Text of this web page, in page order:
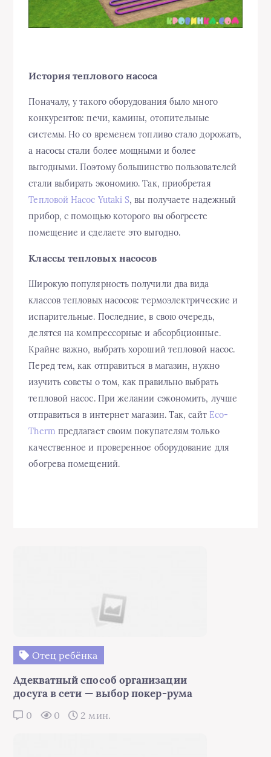
История теплового насоса
Поначалу, у такого оборудования было много
конкурентов: печи, камины, отопительные
системы. Но со временем топливо стало дорожать,
а насосы стали более мощными и более
выгодными. Поэтому большинство пользователей
стали выбирать экономию. Так, приобретая
Тепловой Насос Yutaki S, вы получаете надежный
прибор, с помощью которого вы обогреете
помещение и сделаете это выгодно.
Классы тепловых насосов
Широкую популярность получили два вида
классов тепловых насосов: термоэлектрические и
испарительные. Последние, в свою очередь,
делятся на компрессорные и абсорбционные.
Крайне важно, выбрать хороший тепловой насос.
Перед тем, как отправиться в магазин, нужно
изучить советы о том, как правильно выбрать
тепловой насос. При желании сэкономить, лучше
отправиться в интернет магазин. Так, сайт Eco-
Therm предлагает своим покупателям только
качественное и проверенное оборудование для
обогрева помещений.
Отец ребёнка
Адекватный способ организации
досуга в сети — выбор покер-рума
0 0 2 мин.